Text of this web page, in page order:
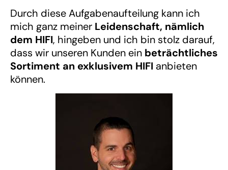
Durch diese Aufgabenaufteilung kann ich
mich ganz meiner Leidenschaft, nämlich
dem HIFI, hingeben und ich bin stolz darauf,
dass wir unseren Kunden ein beträchtliches
Sortiment an exklusivem HIFI anbieten
können.